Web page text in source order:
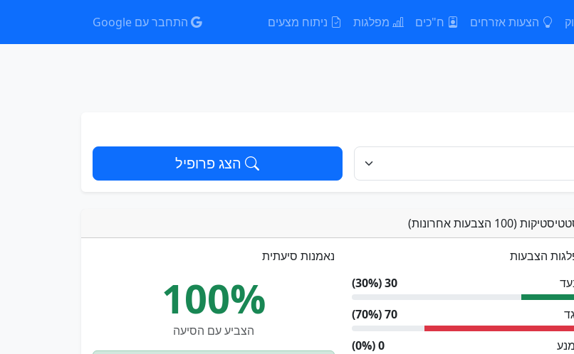
הצעות אזרחים ח"כים מפלגות ניתוח מצעים התחבר עם Google
הצג פרופיל
(100 הצבעות אחרונות)
הצבעות
30 (30%)
70 (70%)
0 (0%)
נאמנות סיעתית
100%
הצביע עם הסיעה